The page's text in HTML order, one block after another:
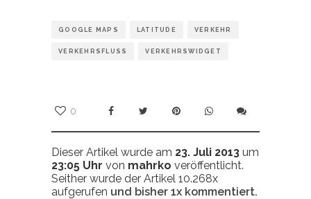
GOOGLE MAPS LATITUDE VERKEHR
VERKEHRSFLUSS VERKEHRSWIDGET
0
Dieser Artikel wurde am 23. Juli 2013 um
23:05 Uhr von mahrko veröffentlicht.
Seither wurde der Artikel 10.268x
aufgerufen und bisher 1x kommentiert.